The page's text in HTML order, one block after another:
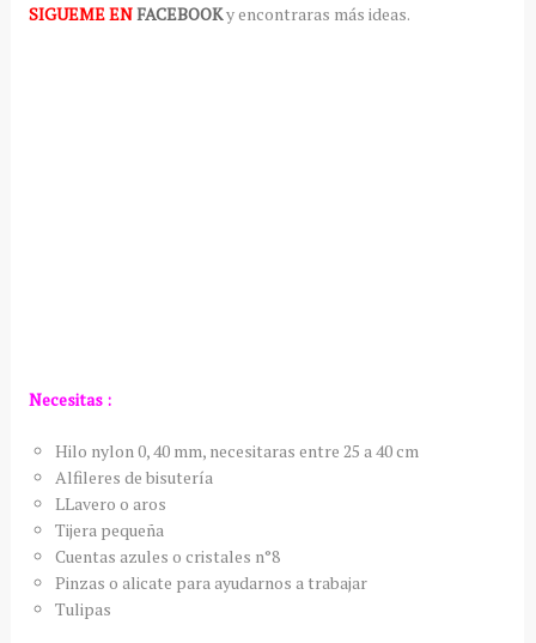
SIGUEME ENFACEBOOKy encontraras más ideas.
Necesitas :
Hilo nylon 0, 40 mm, necesitaras entre 25 a 40 cm
Alfileres de bisutería
LLavero o aros
Tijera pequeña
Cuentas azules o cristales n°8
Pinzas o alicate para ayudarnos a trabajar
Tulipas